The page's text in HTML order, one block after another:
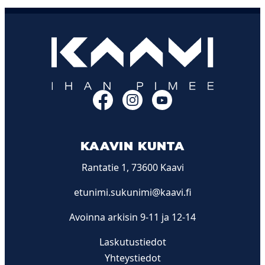
FacebookInstagram
KAAVIN KUNTA
Rantatie 1, 73600 Kaavi
etunimi.sukunimi@kaavi.fi
Avoinna arkisin 9-11 ja 12-14
Laskutustiedot
Yhteystiedot